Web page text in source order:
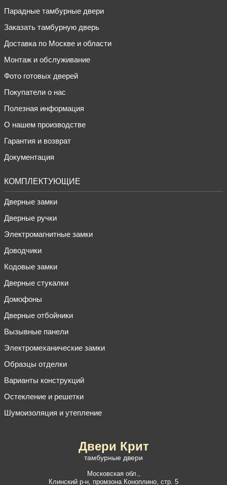
Двери Крит
тамбурные двери
Московская обл.,
Клинский р-н, промзона Коноплино, стр. 5
Парадные тамбурные двери
Заказать тамбурную дверь
Доставка по Москве и области
Монтаж и обслуживание
Фото готовых дверей
Покупатели о нас
Полезная информация
О нашем производстве
Гарантия и возврат
Документация
КОМПЛЕКТУЮЩИЕ
Дверные замки
Дверные ручки
Электромагнитные замки
Доводчики
Кодовые замки
Дверные стукалки
Домофоны
Дверные отбойники
Вызывные панели
Электромеханические замки
Образцы отделки
Варианты конструкций
Остекление и решетки
Шумоизоляция и утепление